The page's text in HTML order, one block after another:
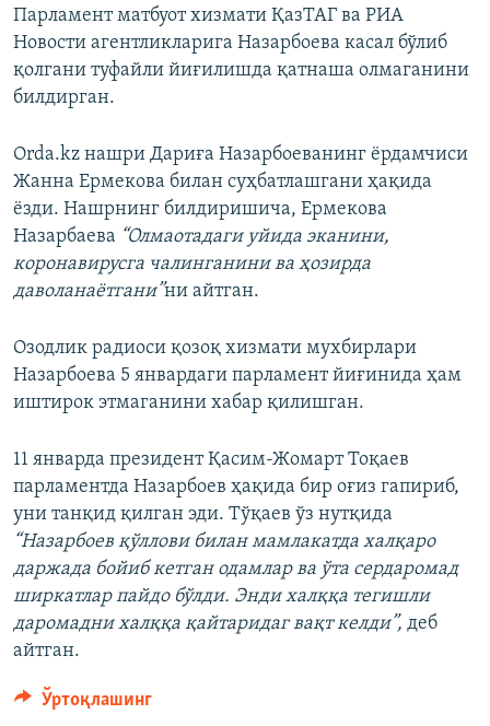
Парламент матбуот хизмати ҚазТАГ ва РИА
Новости агентликларига Назарбоева касал бўлиб
қолгани туфайли йиғилишда қатнаша олмаганини
билдирган.
Orda.kz нашри Дариға Назарбоеванинг ёрдамчиси
Жанна Ермекова билан суҳбатлашгани ҳақида
ёзди. Нашрнинг билдиришича, Ермекова
Назарбаева “Олмаотадаги уйида эканини,
коронавирусга чалинганини ва ҳозирда
даволанаётгани”ни айтган.
Озодлик радиоси қозоқ хизмати мухбирлари
Назарбоева 5 январдаги парламент йиғинида ҳам
иштирок этмаганини хабар қилишган.
11 январда президент Қасим-Жомарт Тоқаев
парламентда Назарбоев ҳақида бир оғиз гапириб,
уни танқид қилган эди. Тўқаев ўз нутқида
“Назарбоев қўллови билан мамлакатда халқаро
даржада бойиб кетган одамлар ва ўта сердаромад
ширкатлар пайдо бўлди. Энди халққа тегишли
даромадни халққа қайтаридаг вақт келди”, деб
айтган.
Ўртоқлашинг